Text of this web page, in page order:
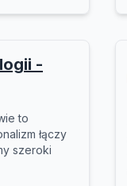
-
to
łączy
szeroki